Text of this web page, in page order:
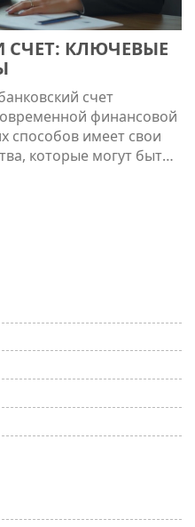
СЧЕТ: КЛЮЧЕВЫЕ
счет
финансовой
способов имеет свои
которые могут быть
конкретных
между переводом
выбрать наиболее
добиться